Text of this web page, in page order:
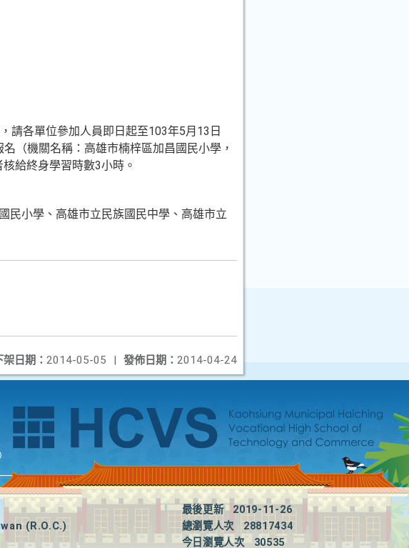
請各單位參加人員即日起至103年5月13日
（機關名稱：高雄市楠梓區加昌國民小學，
給終身學習時數3小時。
民小學、高雄市立民族國民中學、高雄市立
發佈日期： 2014-04-24
架日期： 2014-05-05 |
(R.O.C.)
最後更新
2019-11-26
總瀏覽人次
28817434
今日瀏覽人次
30535